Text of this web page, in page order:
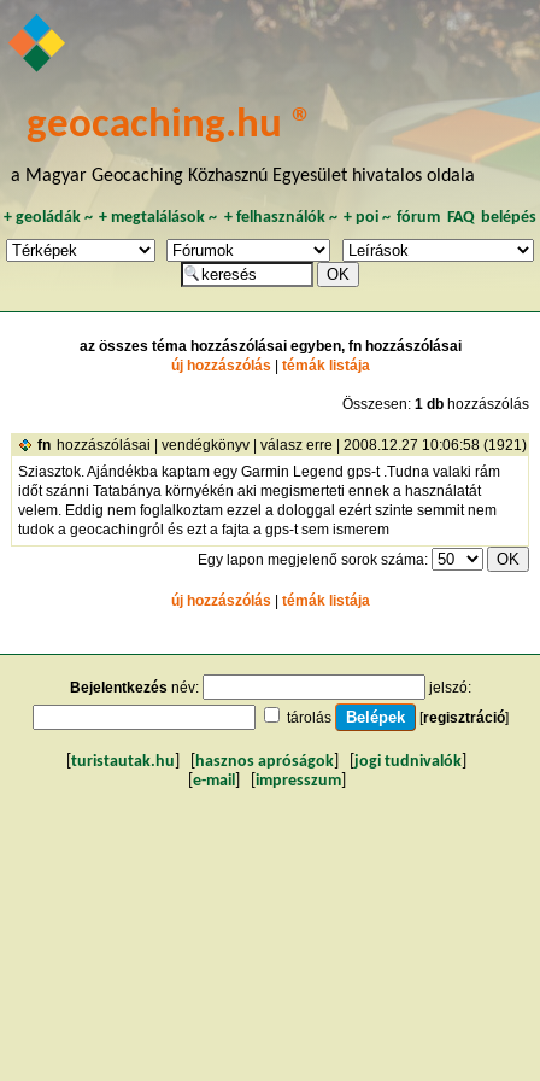
geocaching.hu ®
a Magyar Geocaching Közhasznú Egyesület hivatalos oldala
+ geoládák~ +megtalálások ~ + felhasználók~ + poi~ fórum FAQ belépés
az összes téma hozzászólásai egyben, fn hozzászólásai
új hozzászólás | témák listája
Összesen:1 db hozzászólás
fn hozzászólásai |vendégkönyv |válasz erre | 2008.12.27 10:06:58 (1921)
Sziasztok. Ajándékba kaptam egy Garmin Legend gps-t .Tudna valaki rám
időt szánni Tatabánya környékén aki megismerteti ennek a használatát
velem. Eddig nem foglalkoztam ezzel a dologgal ezért szinte semmit nem
tudok a geocachingról és ezt a fajta a gps-t sem ismerem
Egy lapon megjelenő sorok száma:
új hozzászólás | témák listája
Bejelentkezés név:
jelszó:
tárolás
[regisztráció]
turistautak.hu hasznos apróságok jogi tudnivalók
e-mail impresszum]